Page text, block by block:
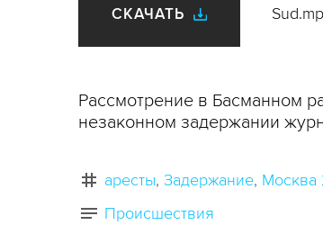
СКАЧАТЬ
Рассмотрение в Басманном
незаконном задержании
аресты Задержание Москва
Происшествия